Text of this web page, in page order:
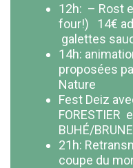
12h: – Rost
four!) 14€
galettes
14h:
proposées
Nature
Fest Deiz
FORESTIER
BUHÉ/
21h:
coupe du